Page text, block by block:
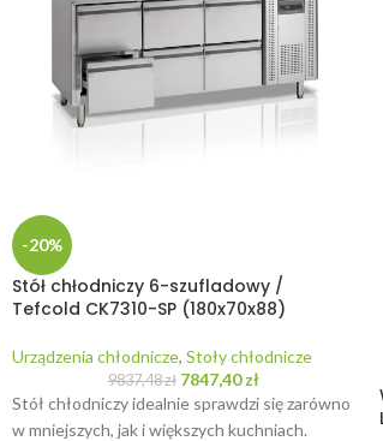
-20%
Stół chłodniczy 6-szufladowy /
Tefcold CK7310-SP (180x70x88)
Urządzenia chłodnicze, Stoły chłodnicze
9837,48zł 7847,40zł
Stół chłodniczy idealnie sprawdzi się zarówno
w mniejszych, jak i większych kuchniach.